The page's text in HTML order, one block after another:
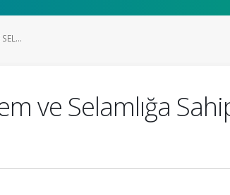
ve Selamlığa